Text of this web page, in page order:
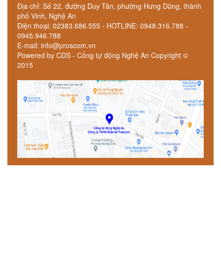
Địa chỉ: Số 22, đường Duy Tân, phường Hưng Dũng, thành
phố Vinh, Nghệ An
Điện thoại: 02383.686.555 - HOTLINE: 0948.316.788 -
0945.946.788
E-mail: info@proscom.vn
Powered by CDS - Cổng tự động Nghệ An Copyright ©
2015